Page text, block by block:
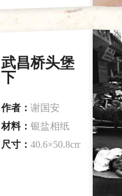
武昌桥头堡
下
作者： 谢国安
材料： 银盐相纸
尺寸： 40.6×50.8cm